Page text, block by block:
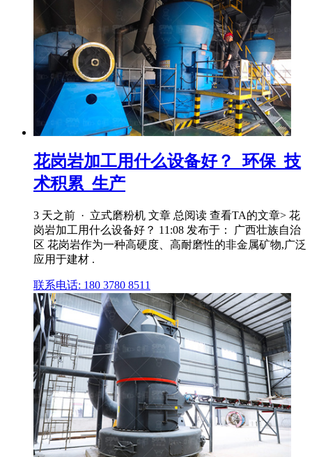
花岗岩加工用什么设备好？_环保_技
术积累_生产
3 天之前 · 立式磨粉机 文章 总阅读 查看TA的文章> 花
岗岩加工用什么设备好？ 11:08 发布于： 广西壮族自治
区 花岗岩作为一种高硬度、高耐磨性的非金属矿物,广泛
应用于建材 .
联系电话: 180 3780 8511